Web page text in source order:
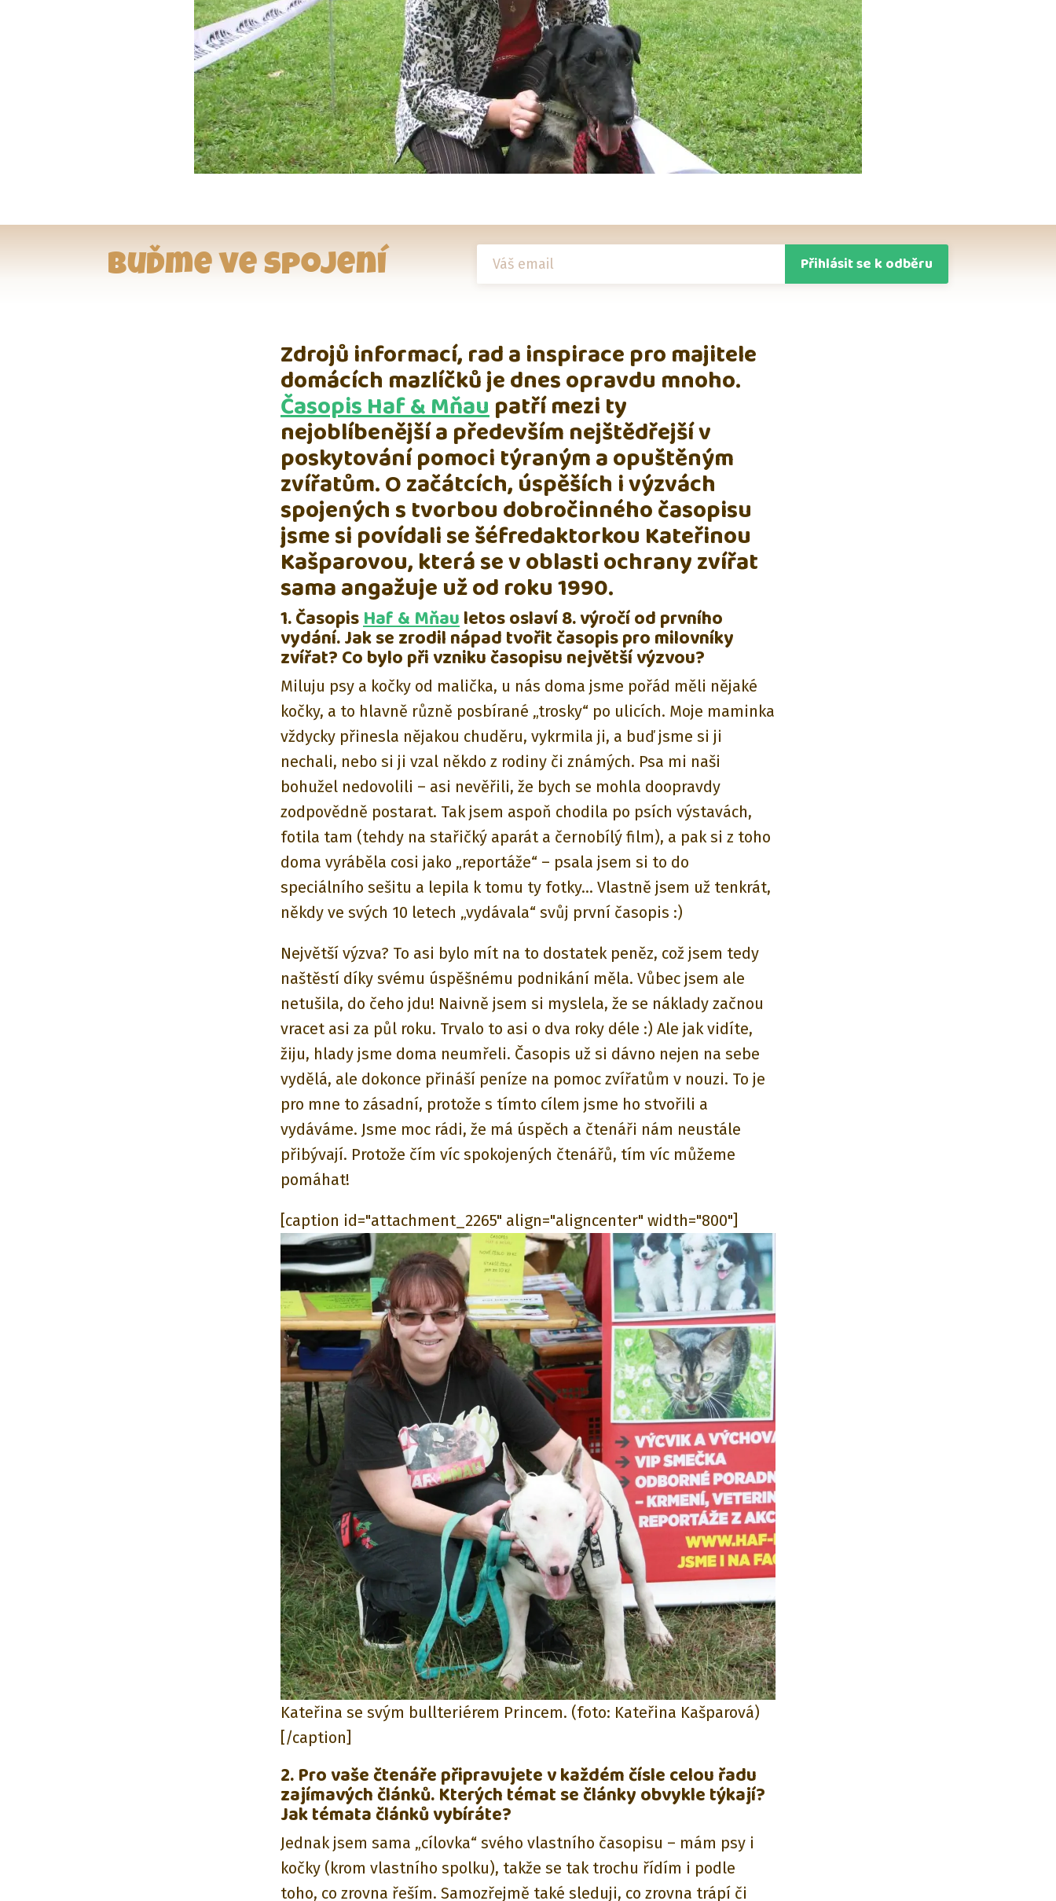
Buďme ve spojení Přihlásit se k odběru
Zdrojů informací, rad a inspirace pro majitele
domácích mazlíčků je dnes opravdu mnoho.
Časopis Haf & Mňaupatří mezi ty
nejoblíbenější a především nejštědřejší v
poskytování pomoci týraným a opuštěným
zvířatům. O začátcích, úspěších i výzvách
spojených s tvorbou dobročinného časopisu
jsme si povídali se šéfredaktorkou Kateřinou
Kašparovou, která se v oblasti ochrany zvířat
sama angažuje už od roku 1990.
1. ČasopisHaf & Mňauletos oslaví 8. výročí od prvního
vydání. Jak se zrodil nápad tvořit časopis pro milovníky
zvířat? Co bylo při vzniku časopisu největší výzvou?
Miluju psy a kočky od malička, u nás doma jsme pořád měli nějaké
kočky, a to hlavně různě posbírané „trosky“ po ulicích. Moje maminka
vždycky přinesla nějakou chuděru, vykrmila ji, a buď jsme si ji
nechali, nebo si ji vzal někdo z rodiny či známých. Psa mi naši
bohužel nedovolili – asi nevěřili, že bych se mohla doopravdy
zodpovědně postarat. Tak jsem aspoň chodila po psích výstavách,
fotila tam (tehdy na stařičký aparát a černobílý film), a pak si z toho
doma vyráběla cosi jako „reportáže“ – psala jsem si to do
speciálního sešitu a lepila k tomu ty fotky… Vlastně jsem už tenkrát,
někdy ve svých 10 letech „vydávala“ svůj první časopis :)
Největší výzva? To asi bylo mít na to dostatek peněz, což jsem tedy
naštěstí díky svému úspěšnému podnikání měla. Vůbec jsem ale
netušila, do čeho jdu! Naivně jsem si myslela, že se náklady začnou
vracet asi za půl roku. Trvalo to asi o dva roky déle :) Ale jak vidíte,
žiju, hlady jsme doma neumřeli. Časopis už si dávno nejen na sebe
vydělá, ale dokonce přináší peníze na pomoc zvířatům v nouzi. To je
pro mne to zásadní, protože s tímto cílem jsme ho stvořili a
vydáváme. Jsme moc rádi, že má úspěch a čtenáři nám neustále
přibývají. Protože čím víc spokojených čtenářů, tím víc můžeme
pomáhat!
[caption id="attachment_2265" align="aligncenter" width="800"]
Kateřina se svým bullteriérem Princem. (foto: Kateřina Kašparová)
[/caption]
2. Pro vaše čtenáře připravujete v každém čísle celou řadu
zajímavých článků. Kterých témat se články obvykle týkají?
Jak témata článků vybíráte?
Jednak jsem sama „cílovka“ svého vlastního časopisu – mám psy i
kočky (krom vlastního spolku), takže se tak trochu řídím i podle
toho, co zrovna řeším. Samozřejmě také sleduji, co zrovna trápí či